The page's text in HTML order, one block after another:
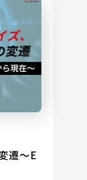
遷～E